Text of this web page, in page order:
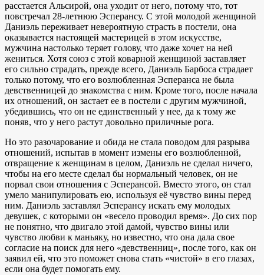
расстается Альсирой, она уходит от него, потому что, тот
повстречал 28-летнюю Эсперансу. С этой молодой женщиной
Даниэль переживает невероятную страсть в постели, она
оказывается настоящей мастерицей в этом искусстве,
мужчина настолько теряет голову, что даже хочет на ней
жениться. Хотя союз с этой коварной женщиной заставляет
его сильно страдать, прежде всего, Даниэль Барбоса страдает
только потому, что его возлюбленная Эсперанса не была
девственницей до знакомства с ним. Кроме того, после начала
их отношений, он застает ее в постели с другим мужчиной,
убедившись, что он не единственный у нее, да к тому же
поняв, что у него растут довольно приличные рога.
Но это разочарование и обида не стала поводом для разрыва
отношений, испытав в момент измены его возлюбленной,
отвращение к женщинам в целом, Даниэль не сделал ничего,
чтобы на его месте сделал бы нормальный человек, он не
порвал свои отношения с Эсперансой. Вместо этого, он стал
умело манипулировать ею, используя её чувство вины перед
ним. Даниэль заставлял Эсперансу искать ему молодых
девушек, с которыми он «весело проводил время». До сих пор
не понятно, что двигало этой дамой, чувство вины или
чувство любви к маньяку, но известно, что она дала свое
согласие на поиск для него «девственниц», после того, как он
заявил ей, что это поможет снова стать «чистой» в его глазах,
если она будет помогать ему.